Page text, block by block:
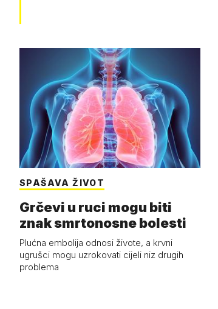
SPAŠAVA ŽIVOT
Grčevi u ruci mogu biti
znak smrtonosne bolesti
Plućna embolija odnosi živote, a krvni
ugrušci mogu uzrokovati cijeli niz drugih
problema